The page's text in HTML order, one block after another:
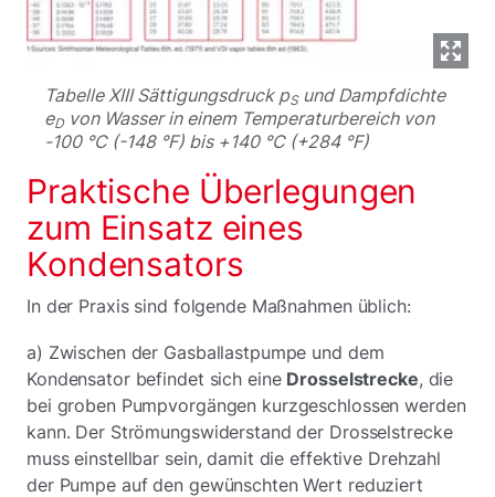
Tabelle XIII Sättigungsdruck pSund Dampfdichte
eDvon Wasser in einem Temperaturbereich von
-100 °C (-148 °F) bis +140 °C (+284 °F)
Praktische Überlegungen
zum Einsatz eines
Kondensators
In der Praxis sind folgende Maßnahmen üblich:
a) Zwischen der Gasballastpumpe und dem
Kondensator befindet sich eine Drosselstrecke, die
bei groben Pumpvorgängen kurzgeschlossen werden
kann. Der Strömungswiderstand der Drosselstrecke
muss einstellbar sein, damit die effektive Drehzahl
der Pumpe auf den gewünschten Wert reduziert